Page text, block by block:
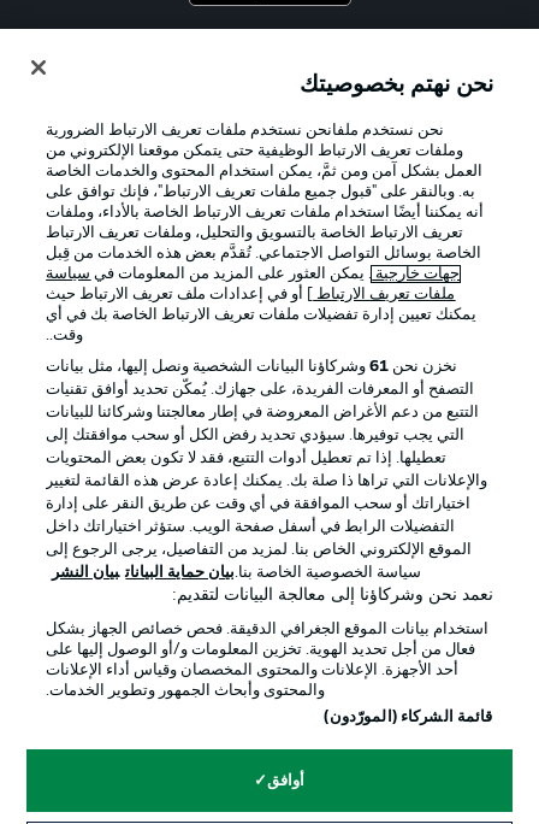
الإعلانات الإخطارات القانونية
شروط الاستخدام القنوات الناقلة
الوظائف جهة النشر
تواصل معنا اللاعبون
© 2026 Bundesliga-Gruppe GmbH
نحن نهتم بخصوصيتك
نحن نستخدم ملفانحن نستخدم ملفات تعريف الارتباط الضرورية
وملفات تعريف الارتباط الوظيفية حتى يتمكن موقعنا الإلكتروني من
العمل بشكل آمن ومن ثمَّ، يمكن استخدام المحتوى والخدمات الخاصة
به. وبالنقر على "قبول جميع ملفات تعريف الارتباط"، فإنك توافق على
أنه يمكننا أيضًا استخدام ملفات تعريف الارتباط الخاصة بالأداء، وملفات
تعريف الارتباط الخاصة بالتسويق والتحليل، وملفات تعريف الارتباط
الخاصة بوسائل التواصل الاجتماعي. تُقدَّم بعض هذه الخدمات من قِبل
جهات خارجية . يمكن العثور على المزيد من المعلومات في سياسة
ملفات تعريف الارتباط
] أو في إعدادات ملف تعريف الارتباط حيث
يمكنك تعيين إدارة تفضيلات ملفات تعريف الارتباط الخاصة بك في أي
وقت..
نخزن نحن 61وشركاؤنا البيانات الشخصية ونصل إليها، مثل بيانات
التصفح أو المعرفات الفريدة، على جهازك. يُمكّن تحديد أوافق تقنيات
التتبع من دعم الأغراض المعروضة في إطار معالجتنا وشركائنا للبيانات
التي يجب توفيرها. سيؤدي تحديد رفض الكل أو سحب موافقتك إلى
تعطيلها. إذا تم تعطيل أدوات التتبع، فقد لا تكون بعض المحتويات
والإعلانات التي تراها ذا صلة بك. يمكنك إعادة عرض هذه القائمة لتغيير
اختياراتك أو سحب الموافقة في أي وقت عن طريق النقر على إدارة
التفضيلات الرابط في أسفل صفحة الويب. ستؤثر اختياراتك داخل
الموقع الإلكتروني الخاص بنا. لمزيد من التفاصيل، يرجى الرجوع إلى
سياسة الخصوصية الخاصة بنا.بيان حماية البيانات بيان النشر
نعمد نحن وشركاؤنا إلى معالجة البيانات لتقديم:
استخدام بيانات الموقع الجغرافي الدقيقة. فحص خصائص الجهاز بشكل
فعال من أجل تحديد الهوية. تخزين المعلومات و/أو الوصول إليها على
أحد الأجهزة. الإعلانات والمحتوى المخصصان وقياس أداء الإعلانات
والمحتوى وأبحاث الجمهور وتطوير الخدمات.
قائمة الشركاء (المورّدون)
أوافق